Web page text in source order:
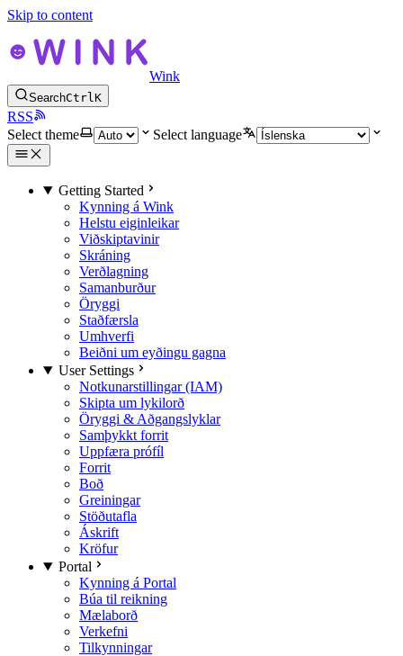
Skip to content
Wink
SearchCtrlK
RSS
Select theme
Select language
Getting Started
Kynning á Wink
Helstu eiginleikar
Viðskiptavinir
Skráning
Verðlagning
Samanburður
Öryggi
Staðfærsla
Umhverfi
Beiðni um eyðingu gagna
User Settings
Notkunarstillingar (IAM)
Skipta um lykilorð
Öryggi & Aðgangslyklar
Samþykkt forrit
Uppfæra prófíl
Forrit
Boð
Greiningar
Stöðutafla
Áskrift
Kröfur
Portal
Kynning á Portal
Búa til reikning
Mælaborð
Verkefni
Tilkynningar